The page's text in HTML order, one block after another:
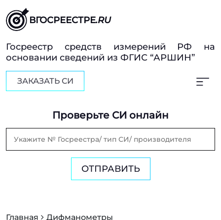
ВГОСРЕЕСТРЕ.RU
Госреестр средств измерений РФ на
основании сведений из ФГИС “АРШИН”
ЗАКАЗАТЬ СИ
Проверьте СИ онлайн
ОТПРАВИТЬ
Главная Дифманометры